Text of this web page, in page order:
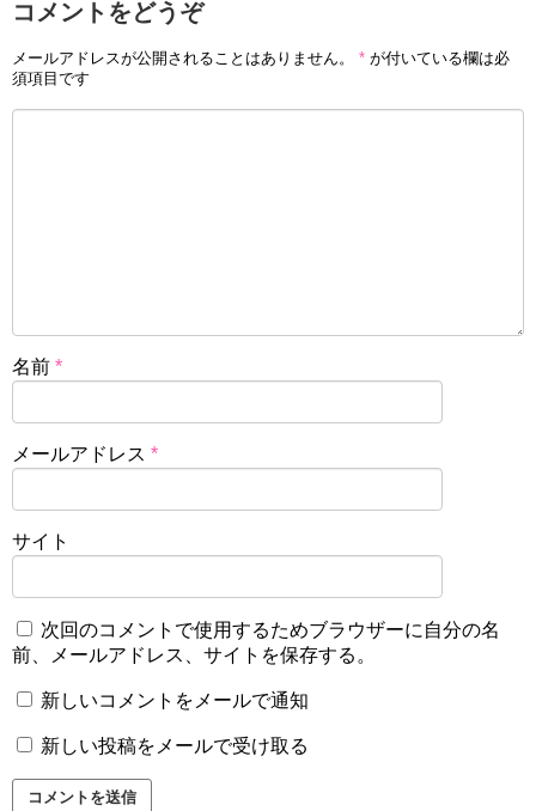
コメントをどうぞ
メールアドレスが公開されることはありません。 * が付いている欄は必
須項目です
名前 *
メールアドレス *
サイト
次回のコメントで使用するためブラウザーに自分の名
前、メールアドレス、サイトを保存する。
新しいコメントをメールで通知
新しい投稿をメールで受け取る